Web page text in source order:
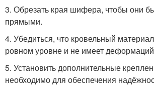
3. Обрезать края шифера, чтобы они
прямыми.
4. Убедиться, что кровельный
ровном уровне и не имеет
5. Установить дополнительные
необходимо для обеспечения